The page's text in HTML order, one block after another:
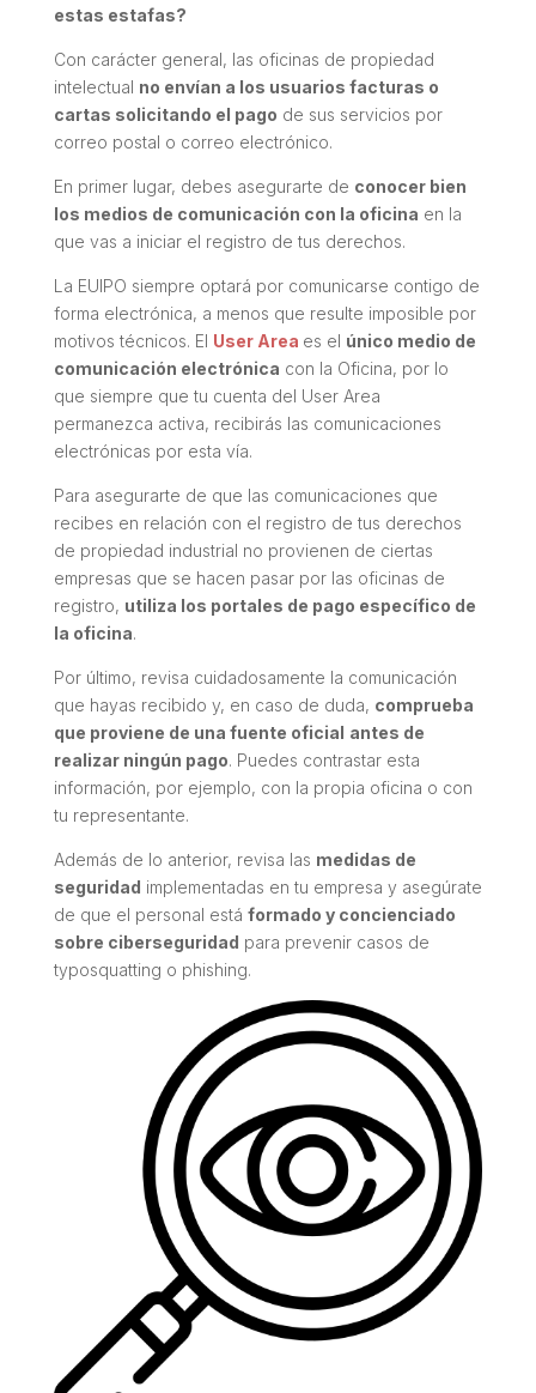
estas estafas?
Con carácter general, las oficinas de propiedad
intelectual no envían a los usuarios facturas o
cartas solicitando el pago de sus servicios por
correo postal o correo electrónico.
En primer lugar, debes asegurarte de conocer bien
los medios de comunicación con la oficina en la
que vas a iniciar el registro de tus derechos.
La EUIPO siempre optará por comunicarse contigo de
forma electrónica, a menos que resulte imposible por
motivos técnicos. El User Area es el único medio de
comunicación electrónica con la Oficina, por lo
que siempre que tu cuenta del User Area
permanezca activa, recibirás las comunicaciones
electrónicas por esta vía.
Para asegurarte de que las comunicaciones que
recibes en relación con el registro de tus derechos
de propiedad industrial no provienen de ciertas
empresas que se hacen pasar por las oficinas de
registro, utiliza los portales de pago específico de
la oficina.
Por último, revisa cuidadosamente la comunicación
que hayas recibido y, en caso de duda, comprueba
que proviene de una fuente oficial antes de
realizar ningún pago. Puedes contrastar esta
información, por ejemplo, con la propia oficina o con
tu representante.
Además de lo anterior, revisa las medidas de
seguridad implementadas en tu empresa y asegúrate
de que el personal está formado y concienciado
sobre ciberseguridad para prevenir casos de
typosquatting o phishing.